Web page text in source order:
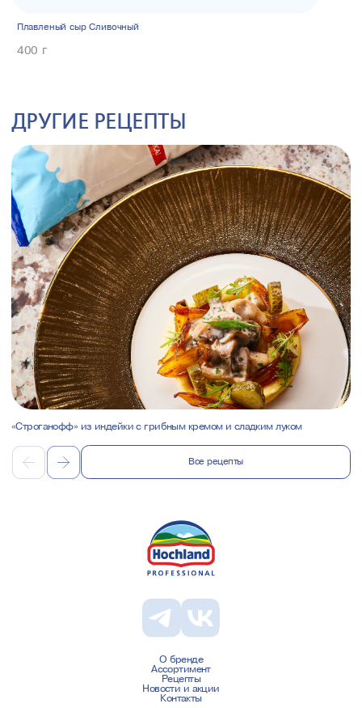
Плавленый сыр Сливочный
400 г
ДРУГИЕ РЕЦЕПТЫ
«Строганофф» из индейки с грибным кремом и сладким луком
Все рецепты
О бренде
Ассортимент
Рецепты
Новости и акции
Контакты